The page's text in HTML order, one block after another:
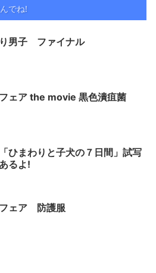
でね!
男子 ファイナル
ェア the movie 黒色潰疽菌
ひまわりと子犬の７日間」試写
るよ!
ェア 防護服